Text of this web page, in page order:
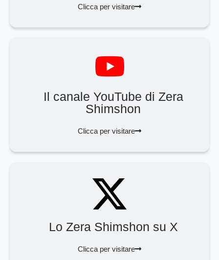
Clicca per visitare
Il canale YouTube di Zera
Shimshon
Clicca per visitare
Lo Zera Shimshon su X
Clicca per visitare